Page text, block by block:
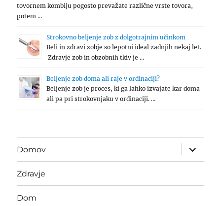
tovornem kombiju pogosto prevažate različne vrste tovora,
potem …
Strokovno beljenje zob z dolgotrajnim učinkom
Beli in zdravi zobje so lepotni ideal zadnjih nekaj let.
Zdravje zob in obzobnih tkiv je …
Beljenje zob doma ali raje v ordinaciji?
Beljenje zob je proces, ki ga lahko izvajate kar doma
ali pa pri strokovnjaku v ordinaciji. …
Domov
expand
child
menu
Zdravje
Dom